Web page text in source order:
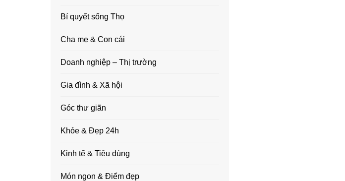
Bí quyết sống Thọ
Cha mẹ & Con cái
Doanh nghiệp – Thị trường
Gia đình & Xã hội
Góc thư giãn
Khỏe & Đẹp 24h
Kinh tế & Tiêu dùng
Món ngon & Điểm đẹp